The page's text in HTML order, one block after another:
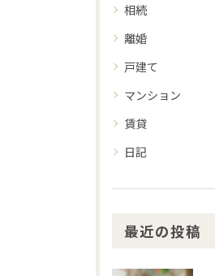
相続
離婚
戸建て
マンション
賃貸
日記
最近の投稿